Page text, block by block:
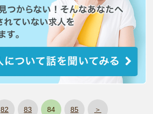
82 83 84 85 ＞